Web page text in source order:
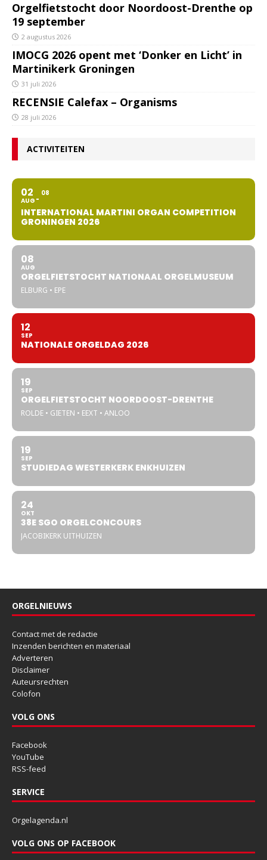
Orgelfietstocht door Noordoost-Drenthe op
19 september
2 augustus 2026
IMOCG 2026 opent met ‘Donker en Licht’ in
Martinikerk Groningen
31 juli 2026
RECENSIE Calefax – Organisms
28 juli 2026
ACTIVITEITEN
02
AUG
08
INTERNATIONAL MARTINI ORGAN COMPETITION
GRONINGEN 2026
08
AUG
ORGELFIETSTOCHT NATIONAAL ORGELMUSEUM
ELBURG • EPE
12
SEP
NATIONALE ORGELDAG 2026
19
SEP
ORGELFIETSTOCHT NOORDOOST-DRENTHE
ROLDE • GIETEN • EEXT • ANLOO
19
SEP
STUDIEDAG WESTERKERK ENKHUIZEN
24
OKT
38E SGO ORGELCONCOURS
JACOBIKERK UITHUIZEN
ORGELNIEUWS
Contact met de redactie
Inzenden berichten en materiaal
Adverteren
Disclaimer
Auteursrechten
Colofon
VOLG ONS
Facebook
YouTube
RSS-feed
SERVICE
Orgelagenda.nl
VOLG ONS OP FACEBOOK